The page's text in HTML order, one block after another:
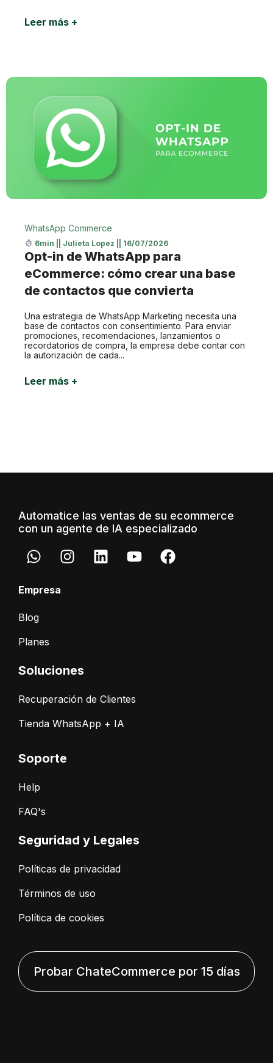
Leer más +
WhatsApp Commerce
6min Julieta Lopez 16/07/2026
Opt-in de WhatsApp para
eCommerce: cómo crear una base
de contactos que convierta
Una estrategia de WhatsApp Marketing necesita una
base de contactos con consentimiento. Para enviar
promociones, recomendaciones, lanzamientos o
recordatorios de compra, la empresa debe contar con
la autorización de cada...
Leer más +
Automatice las ventas de su ecommerce
con un agente de IA especializado
Empresa
Blog
Planes
Soluciones
Recuperación de Clientes
Tienda WhatsApp + IA
Soporte
Help
FAQ's
Seguridad y Legales
Políticas de privacidad
Términos de uso
Política de cookies
Probar ChateCommerce por 15 días